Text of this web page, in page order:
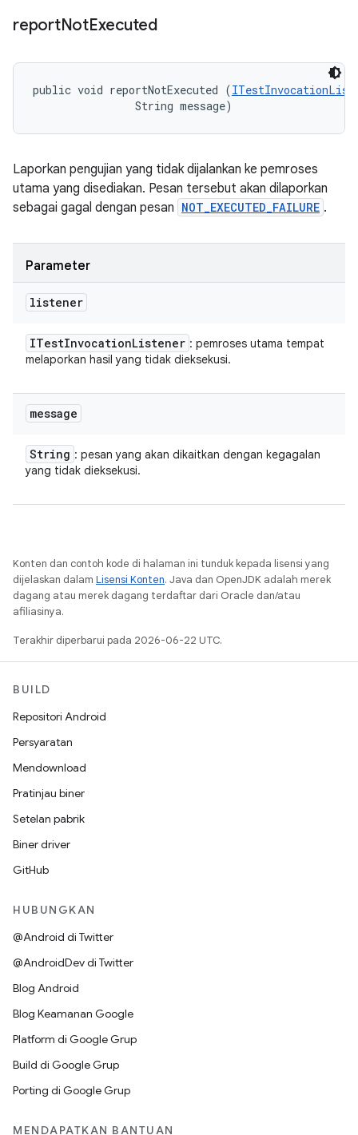
reportNotExecuted
public void reportNotExecuted (
                String message)
Laporkan pengujian yang tidak dijalankan ke pemroses
utama yang disediakan. Pesan tersebut akan dilaporkan
sebagai gagal dengan pesan NOT_EXECUTED_FAILURE .
Parameter
listener
ITestInvocationListener : pemroses utama tempat
melaporkan hasil yang tidak dieksekusi.
message
String : pesan yang akan dikaitkan dengan kegagalan
yang tidak dieksekusi.
Konten dan contoh kode di halaman ini tunduk kepada lisensi yang
dijelaskan dalam Lisensi Konten. Java dan OpenJDK adalah merek
dagang atau merek dagang terdaftar dari Oracle dan/atau
afiliasinya.
Terakhir diperbarui pada 2026-06-22 UTC.
BUILD
Repositori Android
Persyaratan
Mendownload
Pratinjau biner
Setelan pabrik
Biner driver
GitHub
HUBUNGKAN
@Android di Twitter
@AndroidDev di Twitter
Blog Android
Blog Keamanan Google
Platform di Google Grup
Build di Google Grup
Porting di Google Grup
MENDAPATKAN BANTUAN